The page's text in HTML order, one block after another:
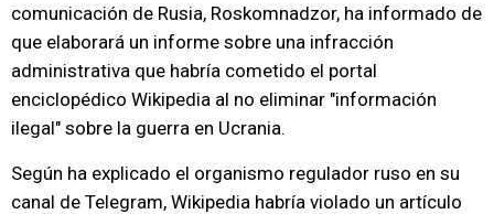
comunicación de Rusia, Roskomnadzor, ha informado de
que elaborará un informe sobre una infracción
administrativa que habría cometido el portal
enciclopédico Wikipedia al no eliminar "información
ilegal" sobre la guerra en Ucrania.
Según ha explicado el organismo regulador ruso en su
canal de Telegram, Wikipedia habría violado un artículo